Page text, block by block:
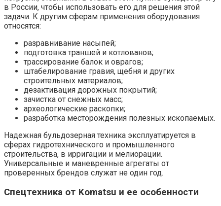
в России, чтобы использовать его для решения этой
задачи. К другим сферам применения оборудования
относятся:
разравнивание насыпей;
подготовка траншей и котлованов;
трассирование балок и оврагов;
штабелирование гравия, щебня и других
строительных материалов;
дезактивация дорожных покрытий;
зачистка от снежных масс;
археологические раскопки;
разработка месторождения полезных ископаемых.
Надежная бульдозерная техника эксплуатируется в
сферах гидротехнического и промышленного
строительства, в ирригации и мелиорации.
Универсальные и маневренные агрегаты от
проверенных брендов служат не один год.
Спецтехника от Komatsu и ее особенности